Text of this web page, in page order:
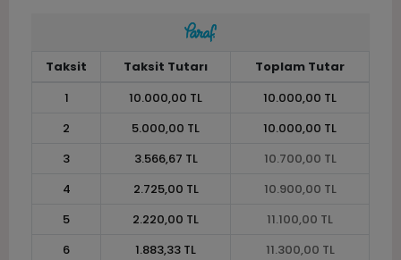
Taksit Taksit Tutarı
Toplam Tutar
1
10.000,00 TL
10.000,00 TL
2
5.000,00 TL
10.000,00 TL
3
3.566,67 TL
10.700,00 TL
4
2.725,00 TL
10.900,00 TL
5
2.220,00 TL
11.100,00 TL
6
1.883,33 TL
11.300,00 TL